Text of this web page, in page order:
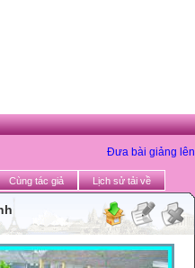
Đưa bài giảng lên
Cùng tác giả Lịch sử tải về